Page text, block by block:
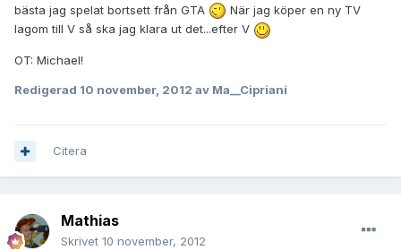
bästa jag spelat bortsett från GTA
När jag köper en ny TV
lagom till V så ska jag klara ut det...efter V
OT: Michael!
Redigerad 10 november, 2012 av Ma__Cipriani
Citera
Mathias
Skrivet 10 november, 2012